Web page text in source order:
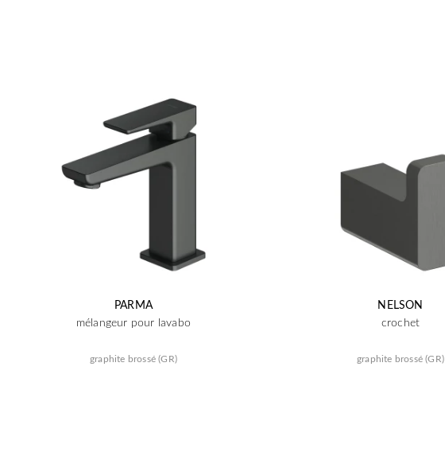
PARMA
mélangeur pour lavabo
graphite brossé (GR)
NELSON
crochet
graphite brossé (GR)